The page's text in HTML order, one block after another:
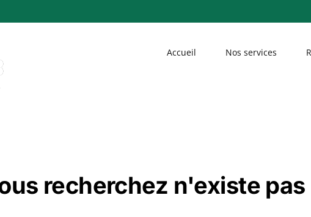
Accueil Nos services
recherchez n'existe pas